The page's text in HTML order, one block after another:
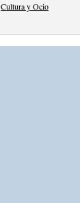
Cultura y Ocio